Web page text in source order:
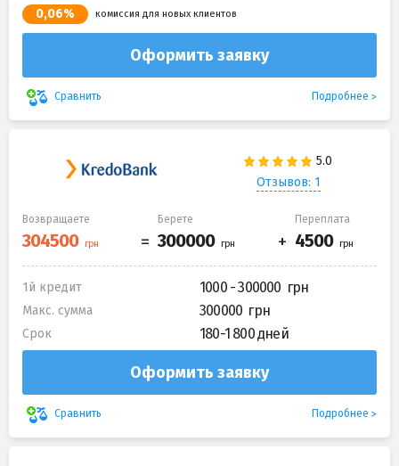
0,06% комиссия для новых клиентов
Оформить заявку
Сравнить Подробнее
Отзывов: 1
Возвращаете Берете Переплата
1й кредит 1000 - 300000
Макс. сумма 300000
Срок 180-1 800 дней
Оформить заявку
Сравнить Подробнее